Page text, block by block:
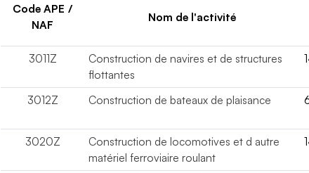
Code APE /
NAF
Nom de l'activité
3011Z
Construction de navires et de structures
flottantes
3012Z
Construction de bateaux de plaisance
3020Z
Construction de locomotives et d autre
matériel ferroviaire roulant